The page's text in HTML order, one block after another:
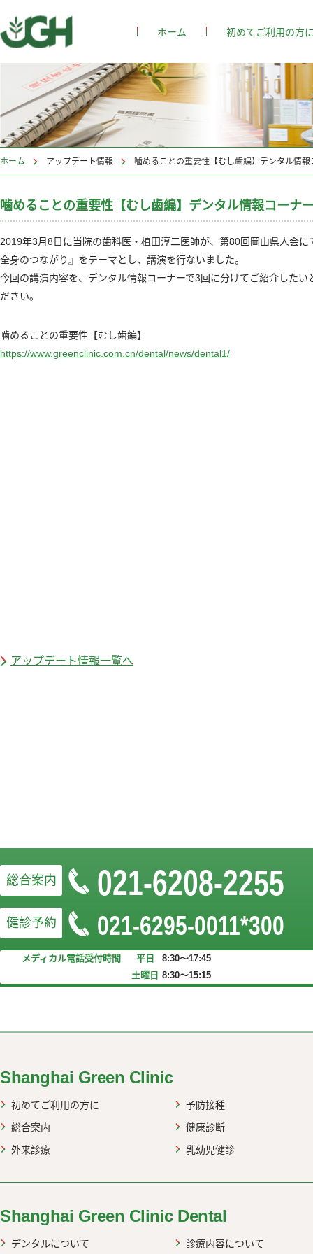
初めてご利用の方
ホーム
ホーム アップデート情報
> 噛めることの重要性【むし歯編】デンタル情報
噛めることの重要性【むし歯編】デンタル情報コーナ
2019年3月8日に当院の歯科医・植田淳二医師が、第80回岡山県人会
全身のつながり』をテーマとし、講演を行ないました。
今回の講演内容を、デンタル情報コーナーで3回に分けてご紹介したい
ださい。
噛めることの重要性【むし歯編】
https://www.greenclinic.com.cn/dental/news/dental1/
アップデート情報一覧へ
総合案内 021-6208-2255
健診予約 021-6295-0011*300
メディカル電話受付時間 平日
8:30～17:45
土曜日 8:30～15:15
お問い合わせフォームはこちら
Shanghai Green Clinic
初めてご利用の方に
予防接種
総合案内
健康診断
外来診療
乳幼児健診
Shanghai Green Clinic Dental
デンタルについて 診療内容について